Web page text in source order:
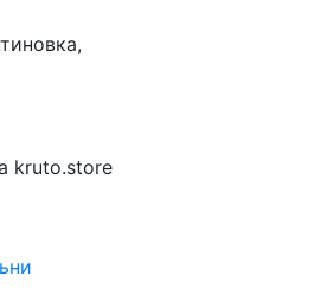
kruto.store